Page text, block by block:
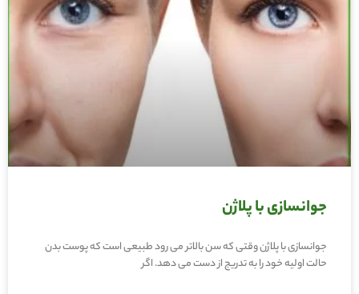
جوانسازی با پلاژن
جوانسازی با پلاژن وقتی که سن بالاتر می رود طبیعی است که پوست بدن
حالت اولیه خود را به تدریج از دست می دهد. اگر